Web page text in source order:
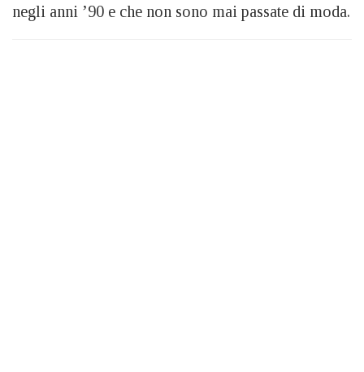
negli anni ’90 e che non sono mai passate di moda.